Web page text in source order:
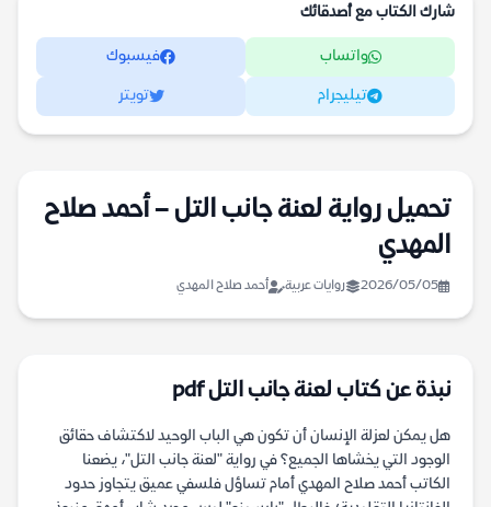
شارك الكتاب مع أصدقائك
واتساب فيسبوك
تيليجرام تويتر
تحميل رواية لعنة جانب التل – أحمد صلاح
المهدي
2026/05/05 روايات عربية أحمد صلاح المهدي
نبذة عن كتاب لعنة جانب التل pdf
هل يمكن لعزلة الإنسان أن تكون هي الباب الوحيد لاكتشاف حقائق
الوجود التي يخشاها الجميع؟ في رواية "لعنة جانب التل"، يضعنا
الكاتب أحمد صلاح المهدي أمام تساؤل فلسفي عميق يتجاوز حدود